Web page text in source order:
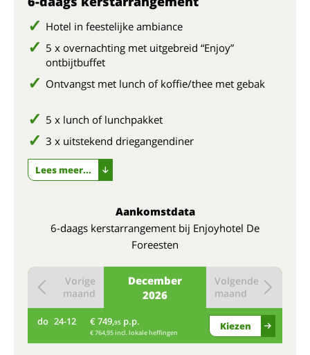
Hotel in feestelijke ambiance
5 x overnachting met uitgebreid “Enjoy”
ontbijtbuffet
Ontvangst met lunch of koffie/thee met gebak
5 x lunch of lunchpakket
3 x uitstekend driegangendiner
Lees meer...
Aankomstdata
6-daags kerstarrangement bij Enjoyhotel De
Foreesten
December
2026
Vorige
maand
Volgende
maand
do 24-12 € 749,95 p.p.
€ 764,95 incl. lokale heffingen
Kiezen